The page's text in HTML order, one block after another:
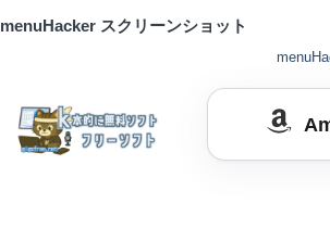
menuHacker スクリーンショット